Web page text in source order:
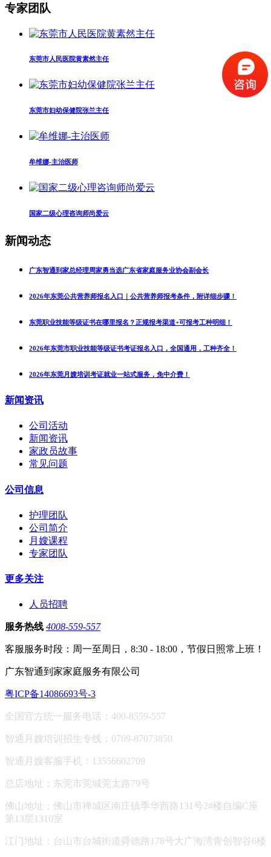
专家团队
东莞市人民医院黄素然主任
东莞市妇幼保健院张兰主任
牟维娜-主治医师
国家二级心理咨询师尚爱云
新闻动态
广东智通到家总经理周家勇当选广东省家庭服务业协会副会长
2026年东莞公共营养师报名入口｜公共营养师报考条件，附详细步骤！
东莞职业技能等级证书在哪里报名？正规报考渠道+可报考工种明细！
2026年东莞市职业技能等级证书考证报名入口，全国通用，工种齐全！
2026年东莞月嫂培训考证就业一站式服务，免中介费！
新闻资讯
公司活动
新闻资讯
家政员故事
常见问题
公司信息
护理团队
公司简介
月嫂课程
专家团队
更多关注
人员招聘
服务热线 4008-559-557
客服服务时段：周一至周日，8:30 - 18:00，节假日照常上班！
广东智通到家家庭服务有限公司
粤ICP备14086693号-3
全国官方统一服务电话：400-8559-557
智通月嫂培训招生专线：0769-87073850
智通月嫂客服手机：13556602709
总店地址：东莞市莞城莞太路79号
佛山地址： 佛山市禅城区南庄镇季华西路131号2#楼自编C座
第13层1310室
江门地址：台山市台城街道舜德路178号大广海湾青创智谷6楼